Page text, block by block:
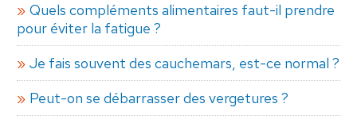
Quels compléments alimentaires faut-il prendre
pour éviter la fatigue ?
Je fais souvent des cauchemars, est-ce normal ?
Peut-on se débarrasser des vergetures ?